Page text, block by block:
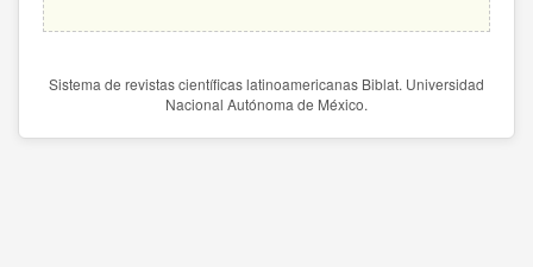
Sistema de revistas científicas latinoamericanas Biblat. Universidad
Nacional Autónoma de México.